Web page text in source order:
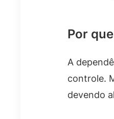
Por
A
controle.
devendo